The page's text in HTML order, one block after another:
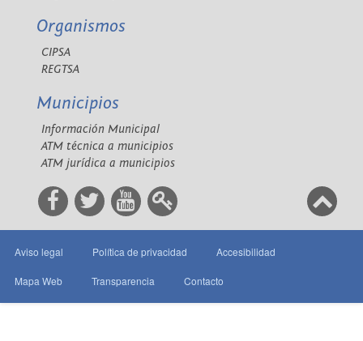
Organismos
CIPSA
REGTSA
Municipios
Información Municipal
ATM técnica a municipios
ATM jurídica a municipios
Aviso legal Política de privacidad Accesibilidad
Mapa Web Transparencia Contacto